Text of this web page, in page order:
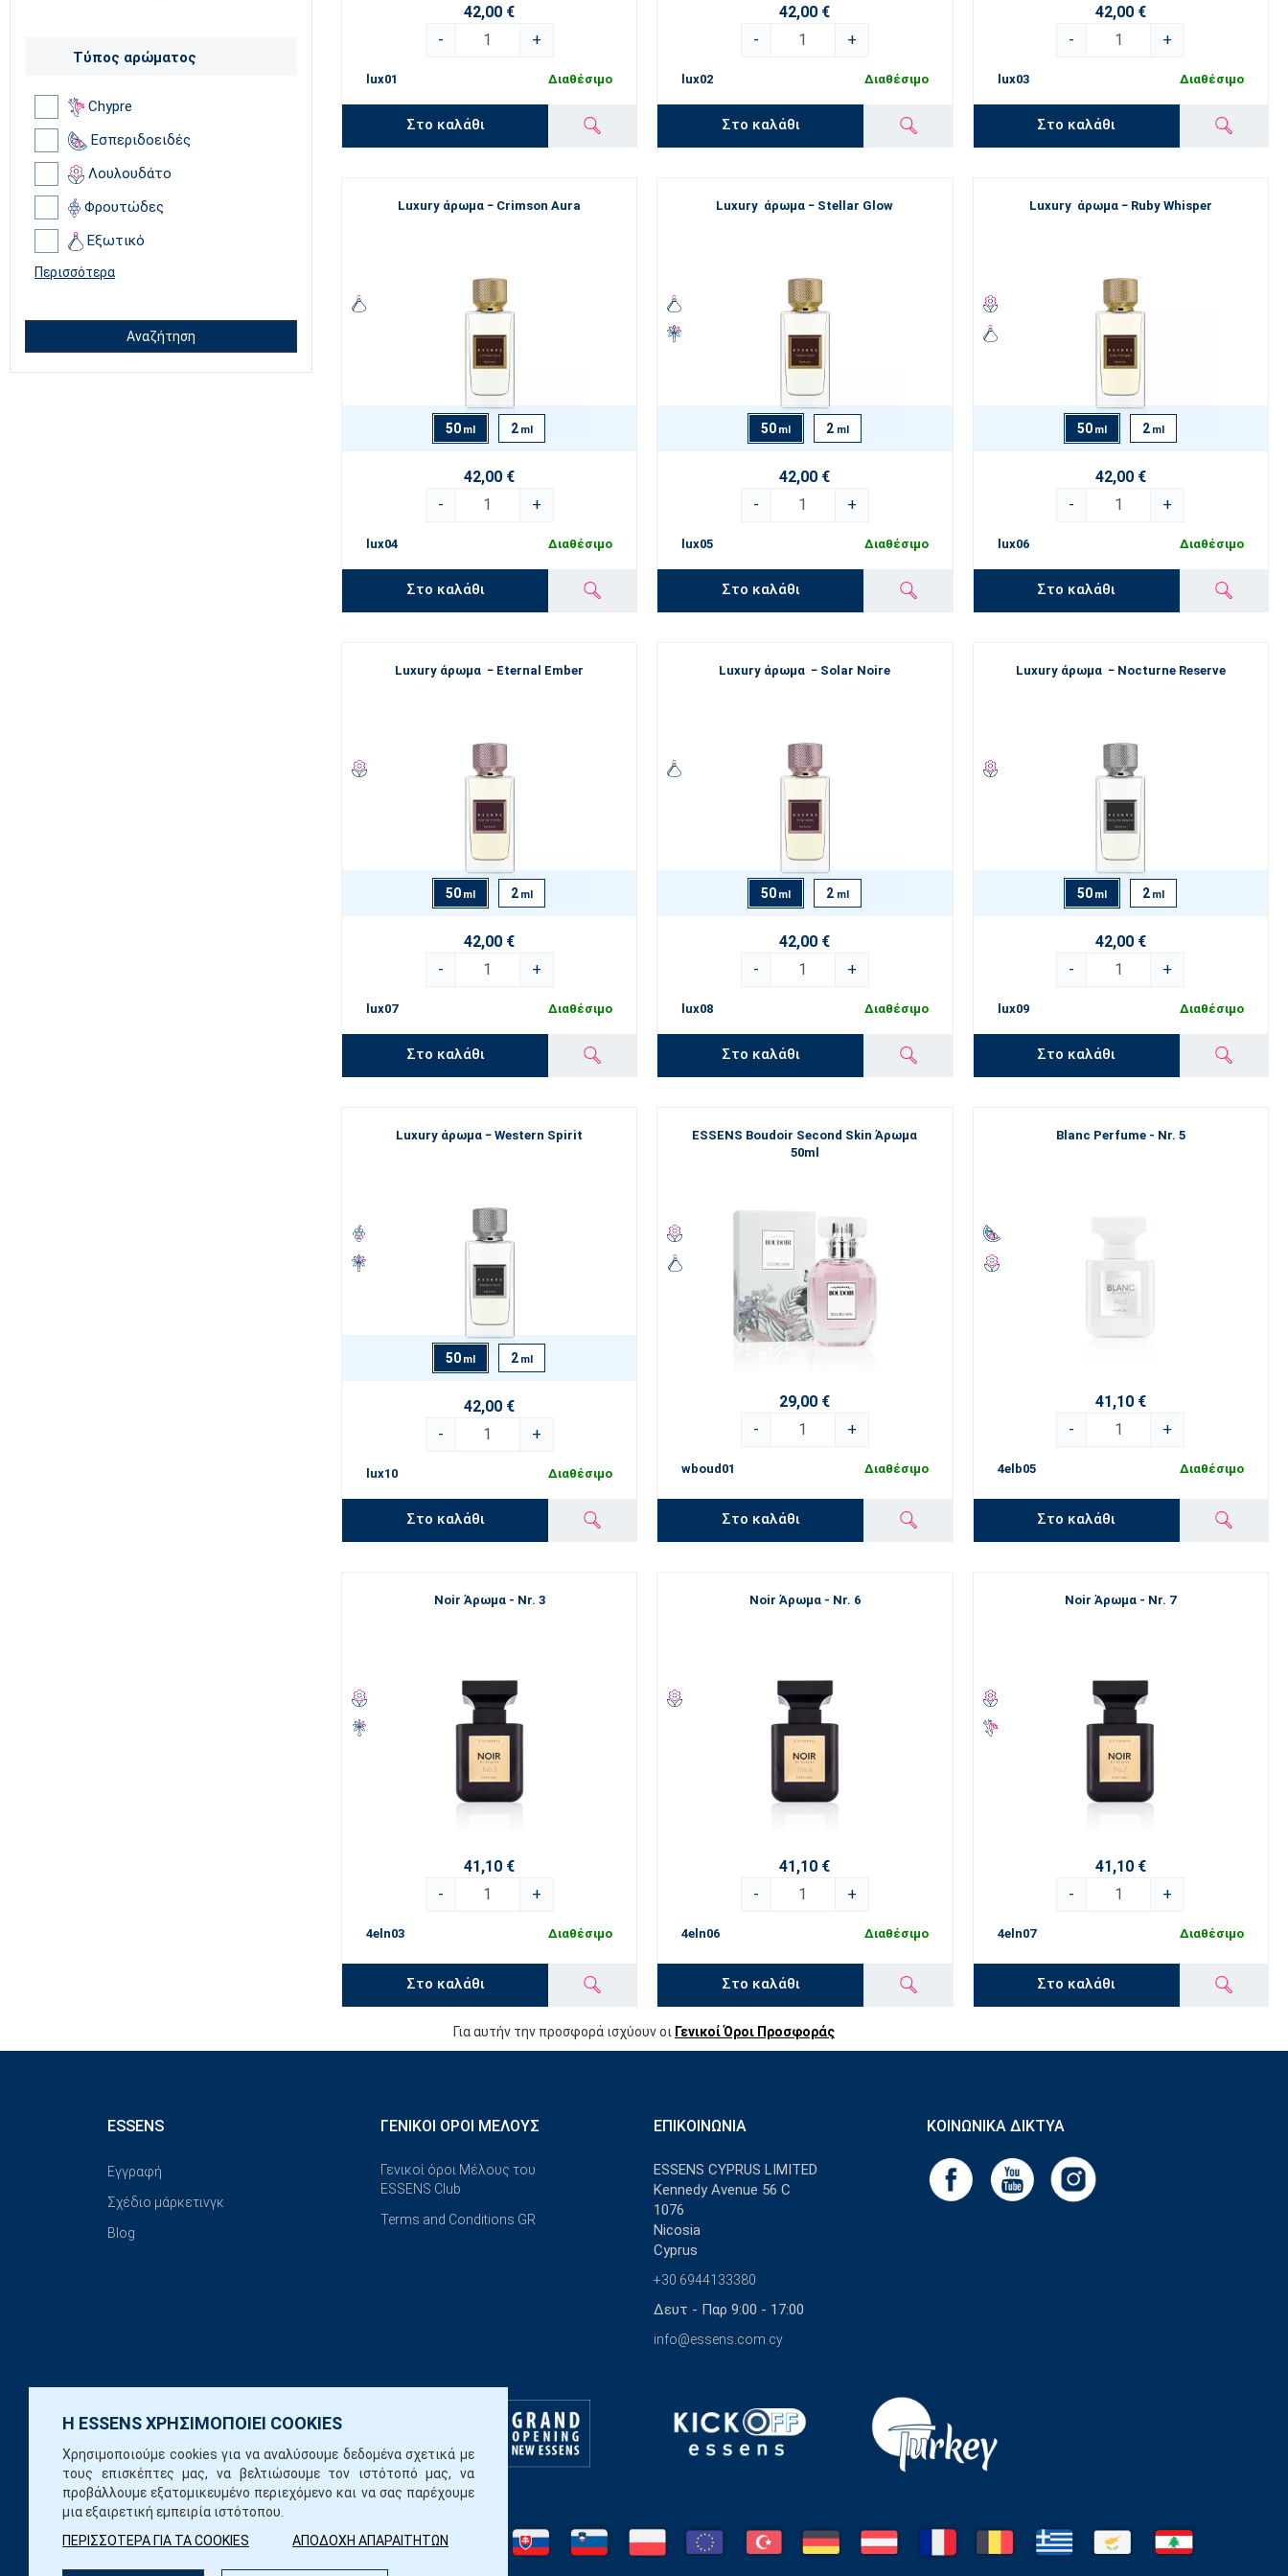
Τύπος αρώματος
Chypre
Εσπεριδοειδές
Λουλουδάτο
Φρουτώδες
Εξωτικό
Περισσότερα
Αναζήτηση
42,00 €
-
+
lux01 Διαθέσιμο
Στο καλάθι
42,00 €
-
+
lux02 Διαθέσιμο
Στο καλάθι
42,00 €
-
+
lux03 Διαθέσιμο
Στο καλάθι
Luxury άρωμα − Crimson Aura
50 ml 2 ml
42,00 €
-
+
lux04 Διαθέσιμο
Στο καλάθι
Luxury άρωμα − Stellar Glow
50 ml 2 ml
42,00 €
-
+
lux05 Διαθέσιμο
Στο καλάθι
Luxury άρωμα − Ruby Whisper
50 ml 2 ml
42,00 €
-
+
lux06 Διαθέσιμο
Στο καλάθι
Luxury άρωμα − Eternal Ember
50 ml 2 ml
42,00 €
-
+
lux07 Διαθέσιμο
Στο καλάθι
Luxury άρωμα − Solar Noire
50 ml 2 ml
42,00 €
-
+
lux08 Διαθέσιμο
Στο καλάθι
Luxury άρωμα − Nocturne Reserve
50 ml 2 ml
42,00 €
-
+
lux09 Διαθέσιμο
Στο καλάθι
Luxury άρωμα − Western Spirit
50 ml 2 ml
42,00 €
-
+
lux10 Διαθέσιμο
Στο καλάθι
ESSENS Boudoir Second Skin Άρωμα
50ml
29,00 €
-
+
wboud01 Διαθέσιμο
Στο καλάθι
Blanc Perfume - Nr. 5
41,10 €
-
+
4elb05 Διαθέσιμο
Στο καλάθι
Noir Άρωμα - Nr. 3
41,10 €
-
+
4eln03 Διαθέσιμο
Στο καλάθι
Noir Άρωμα - Nr. 6
41,10 €
-
+
4eln06 Διαθέσιμο
Στο καλάθι
Noir Άρωμα - Nr. 7
41,10 €
-
+
4eln07 Διαθέσιμο
Στο καλάθι
Για αυτήν την προσφορά ισχύουν οι Γενικοί Όροι Προσφοράς
Η ESSENS ΧΡΗΣΙΜΟΠΟΙΕΙ COOKIES
Χρησιμοποιούμε cookies για να αναλύσουμε δεδομένα σχετικά με
τους επισκέπτες μας, να βελτιώσουμε τον ιστότοπό μας, να
προβάλλουμε εξατομικευμένο περιεχόμενο και να σας παρέχουμε
μια εξαιρετική εμπειρία ιστότοπου.
ΠΕΡΙΣΣΟΤΕΡΑ ΓΙΑ ΤΑ COOKIES
ΑΠΟΔΟΧΗ ΑΠΑΡΑΙΤΗΤΩΝ
ESSENS
Εγγραφή
Σχέδιο μάρκετινγκ
Blog
ΓΕΝΙΚΟΊ ΌΡΟΙ ΜΈΛΟΥΣ
Γενικοί όροι Μέλους του
ESSENS Club
Terms and Conditions GR
ΕΠΙΚΟΙΝΩΝΊΑ
ESSENS CYPRUS LIMITED
Kennedy Avenue 56 C
1076
Nicosia
Cyprus
+30 6944133380
Δευτ - Παρ 9:00 - 17:00
info@essens.com.cy
ΚΟΙΝΩΝΙΚΆ ΔΊΚΤΥΑ